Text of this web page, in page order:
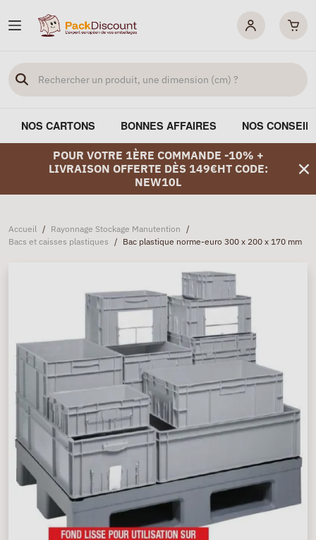
NOS CARTONS BONNES AFFAIRES NOS
POUR VOTRE 1ÈRE COMMANDE -10% +
LIVRAISON OFFERTE DÈS 149€HT CODE:
NEW10L
Accueil / Rayonnage Stockage Manutention /
Bacs et caisses plastiques / Bac plastique norme-euro 300 x 200 x 170 mm